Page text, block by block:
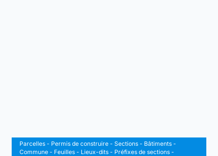
Parcelles - Permis de construire - Sections - Bâtiments -
Commune - Feuilles - Lieux-dits - Préfixes de sections -